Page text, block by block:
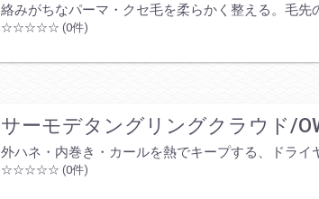
絡みがちなパーマ・クセ毛を柔らかく整える。毛先
☆☆☆☆☆ (0件)
サーモデタングリングクラウド/
外ハネ・内巻き・カールを熱でキープする、ドライ
☆☆☆☆☆ (0件)